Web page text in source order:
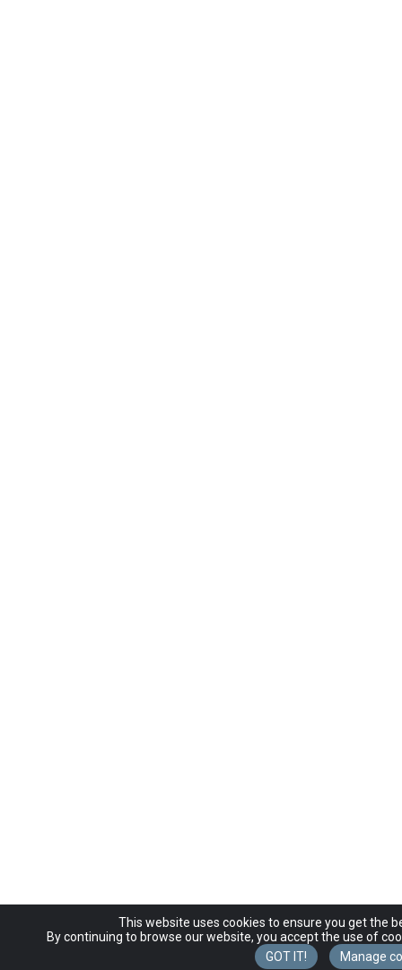
This website uses cookies to ensure you get the
By continuing to browse our website, you accept the use of
GOT IT!
Manage